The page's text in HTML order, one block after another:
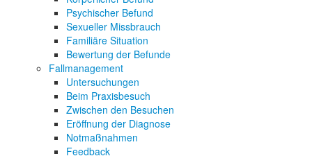
Psychischer Befund
Sexueller Missbrauch
Familiäre Situation
Bewertung der Befunde
Fallmanagement
Untersuchungen
Beim Praxisbesuch
Zwischen den Besuchen
Eröffnung der Diagnose
Notmaßnahmen
Feedback